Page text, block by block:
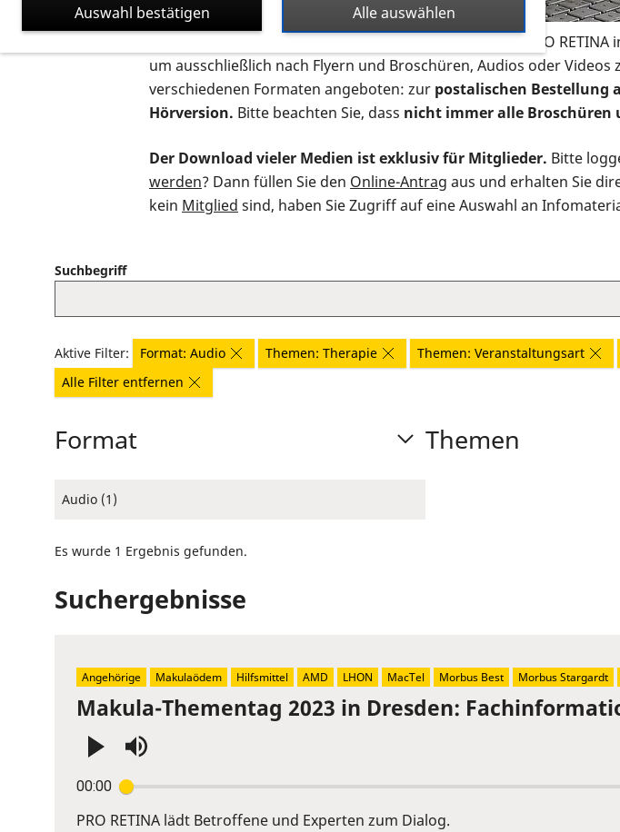
Auf dieser Seite finden Sie sämtliches Infomaterial der PRO
um ausschließlich nach Flyern und Broschüren, Audios oder
verschiedenen Formaten angeboten: zur postalischen Bestellung
Hörversion. Bitte beachten Sie, dass nicht immer alle Broschüren
Der Download vieler Medien ist exklusiv für Mitglieder. Bitte
werden? Dann füllen Sie den Online-Antrag aus und erhalten Sie
kein Mitglied sind, haben Sie Zugriff auf eine Auswahl an
Suchbegriff
Aktive Filter: Format: Audio Themen: Therapie Themen: Veranstaltungsart
Alle Filter entfernen
Format
Audio (1)
Themen
Es wurde 1 Ergebnis gefunden.
Suchergebnisse
Makula-Thementag 2023 in Dresden:
00:00
Enter
or
PRO RETINA lädt Betroffene und Experten zum Dialog.
Angehörige Makulaödem Hilfsmittel AMD LHON MacTel Morbus Best Morbus Stargardt
Alle auswählen
Auswahl bestätigen